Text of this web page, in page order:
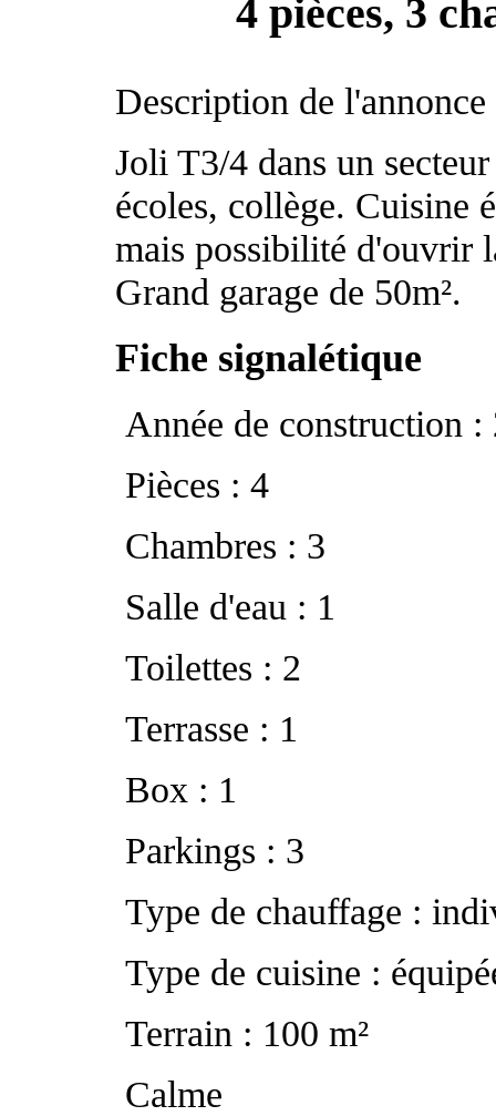
4 pièces, 3
Description de l'annonce
Joli T3/4 dans un
écoles, collège. Cuisine
mais possibilité d'ouvrir
Grand garage de 50m².
Fiche signalétique
Année de construction :
Pièces : 4
Chambres : 3
Salle d'eau : 1
Toilettes : 2
Terrasse : 1
Box : 1
Parkings : 3
Type de chauffage :
Type de cuisine :
Terrain : 100 m²
Calme